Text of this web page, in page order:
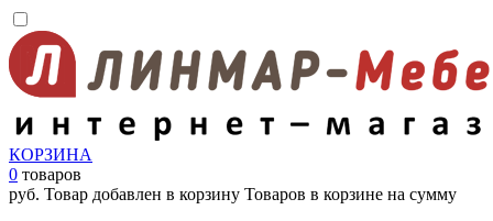
КОРЗИНА
0 товаров
руб. Товар добавлен в корзину Товаров в корзине на сумму